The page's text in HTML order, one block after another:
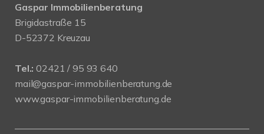
Gaspar Immobilienberatung
Brigidastraße 15
D-52372 Kreuzau
Tel.: 02421 / 95 93 640
mail@gaspar-immobilienberatung.de
www.gaspar-immobilienberatung.de